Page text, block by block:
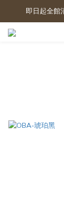
即日起全館